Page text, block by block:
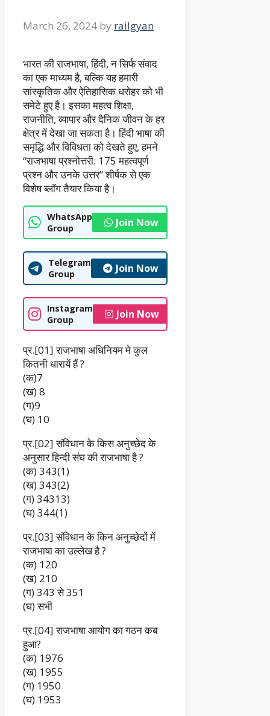
March 26, 2024 by railgyan
भारत की राजभाषा, हिंदी, न सिर्फ संवाद
का एक माध्यम है, बल्कि यह हमारी
सांस्कृतिक और ऐतिहासिक धरोहर को भी
समेटे हुए है। इसका महत्व शिक्षा,
राजनीति, व्यापार और दैनिक जीवन के हर
क्षेत्र में देखा जा सकता है। हिंदी भाषा की
समृद्धि और विविधता को देखते हुए, हमने
“राजभाषा प्रश्नोत्तरी: 175 महत्वपूर्ण
प्रश्न और उनके उत्तर” शीर्षक से एक
विशेष ब्लॉग तैयार किया है।
WhatsApp
Group
Join Now
Telegram
Group
Join Now
Instagram
Group
Join Now
प्र.[01] राजभाषा अधिनियम मे कुल
कितनी धारायें हैं ?
(क)7
(ख) 8
(ग)9
(घ) 10
प्र.[02] संविधान के किस अनुच्छेद के
अनुसार हिन्दी संघ की राजभाषा है ?
(क) 343(1)
(ख) 343(2)
(ग) 34313)
(घ) 344(1)
प्र.[03] संविधान के किन अनुच्छेदों में
राजभाषा का उल्लेख है ?
(क) 120
(ख) 210
(ग) 343 से 351
(घ) सभी
प्र.[04] राजभाषा आयोग का गठन कब
हुआ?
(क) 1976
(ख) 1955
(ग) 1950
(घ) 1953